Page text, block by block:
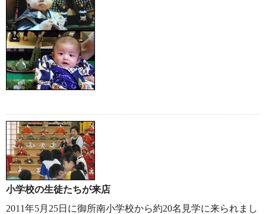
小学校の生徒たちが来店
2011年5月25日に御所南小学校から約20名見学に来られまし